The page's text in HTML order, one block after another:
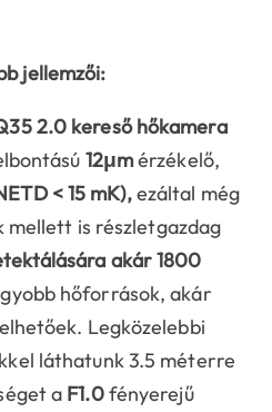
jellemzői:
2.0 kereső hőkamera
12μmérzékelő,
< 15 mK),ezáltal még
is részletgazdag
akár 1800
hőforrások, akár
Legközelebbi
láthatunk 3.5 méterre
a F1.0fényerejű